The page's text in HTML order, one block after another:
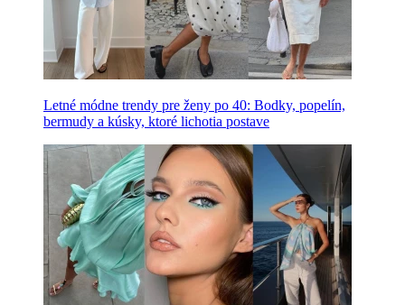
Letné módne trendy pre ženy po 40: Bodky, popelín,
bermudy a kúsky, ktoré lichotia postave